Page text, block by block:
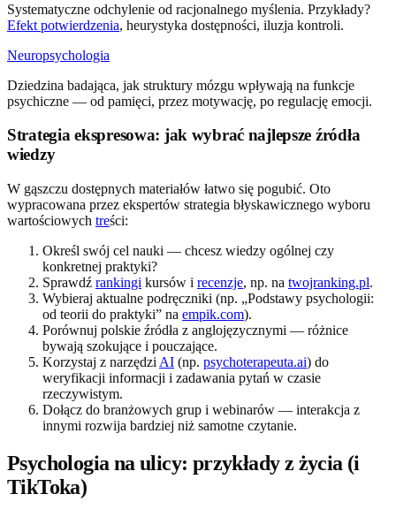
Systematyczne odchylenie od racjonalnego myślenia. Przykłady?
Efekt potwierdzenia, heurystyka dostępności, iluzja kontroli.
Neuropsychologia
Dziedzina badająca, jak struktury mózgu wpływają na funkcje
psychiczne — od pamięci, przez motywację, po regulację emocji.
Strategia ekspresowa: jak wybrać najlepsze źródła
wiedzy
W gąszczu dostępnych materiałów łatwo się pogubić. Oto
wypracowana przez ekspertów strategia błyskawicznego wyboru
wartościowych treści:
Określ swój cel nauki — chcesz wiedzy ogólnej czy
konkretnej praktyki?
Sprawdź rankingi kursów i recenzje, np. na twojranking.pl.
Wybieraj aktualne podręczniki (np. „Podstawy psychologii:
od teorii do praktyki” na empik.com).
Porównuj polskie źródła z anglojęzycznymi — różnice
bywają szokujące i pouczające.
Korzystaj z narzędzi AI (np. psychoterapeuta.ai) do
weryfikacji informacji i zadawania pytań w czasie
rzeczywistym.
Dołącz do branżowych grup i webinarów — interakcja z
innymi rozwija bardziej niż samotne czytanie.
Psychologia na ulicy: przykłady z życia (i
TikToka)